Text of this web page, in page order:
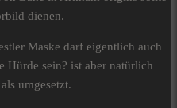
dienen.
Maske darf eigentlich auch
Hürde sein? ist aber natürlich
umgesetzt.